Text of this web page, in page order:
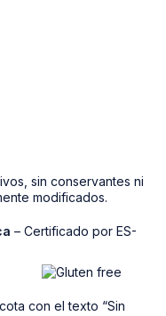
sin conservantes ni
modificados.
– Certificado por ES-